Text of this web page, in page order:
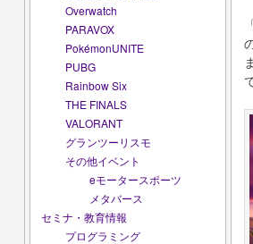
Overwatch
PARAVOX
PokémonUNITE
PUBG
Rainbow Six
THE FINALS
VALORANT
グランツーリスモ
その他イベント
eモータースポーツ
メタバース
セミナ・教育情報
プログラミング